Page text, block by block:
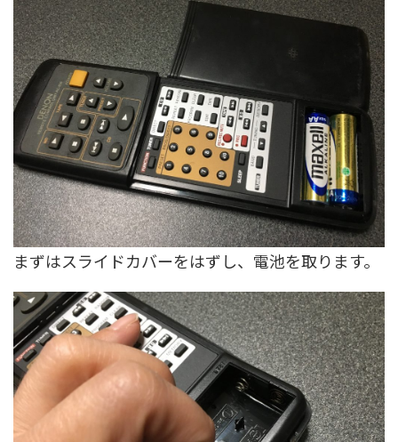
まずはスライドカバーをはずし、電池を取ります。